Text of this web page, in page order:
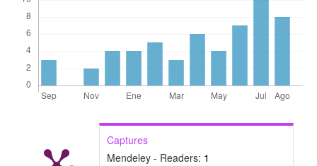
Captures
Mendeley - Readers: 1